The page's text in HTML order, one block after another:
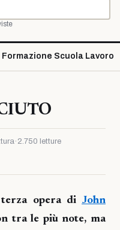
Formazione Scuola Lavoro
· 2.750 letture
opera di John
tra le più note, ma